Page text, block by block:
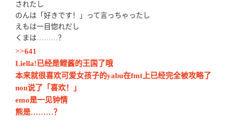
されたし
のんは「好きです！」って言っちゃったし
えもは一目惚れだし
くまは………？
>>641
Liella!已经是鲤酱的王国了哦
本来就很喜欢可爱女孩子的yabu在fmt上已经完全被攻略了
non说了「喜欢！」
emo是一见钟情
熊是………？